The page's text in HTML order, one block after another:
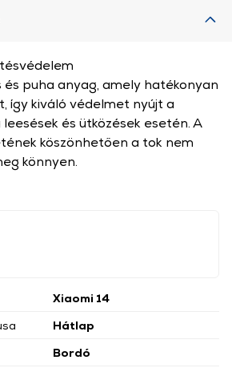
Xiaomi 14
Hátlap
Bordó
és puha anyag, amely hatékonyan
így kiváló védelmet nyújt a
és ütközések esetén. A
köszönhetően a tok nem
könnyen.